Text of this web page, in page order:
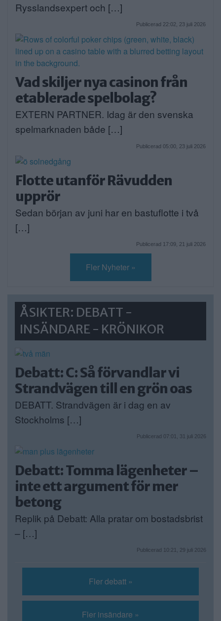
Rysslandsexpert och […]
Publicerad 22:02, 23 juli 2026
Vad skiljer nya casinon från
etablerade spelbolag?
EXTERN PARTNER. Idag är den svenska
spelmarknaden både […]
Publicerad 05:00, 23 juli 2026
Flotte utanför Rävudden
upprör
Sedan början av juni har en bastuflotte i två
[…]
Publicerad 17:09, 21 juli 2026
Fler Nyheter »
ÅSIKTER: DEBATT -
INSÄNDARE - KRÖNIKOR
Debatt: C: Så förvandlar vi
Strandvägen till en grön oas
DEBATT. Strandvägen är i dag en av
Stockholms […]
Publicerad 07:01, 31 juli 2026
Debatt: Tomma lägenheter –
inte ett argument för mer
betong
Replik på Debatt: Alla pratar om bostadsbrist
– […]
Publicerad 10:21, 29 juli 2026
Fler debatt »
Fler insändare »